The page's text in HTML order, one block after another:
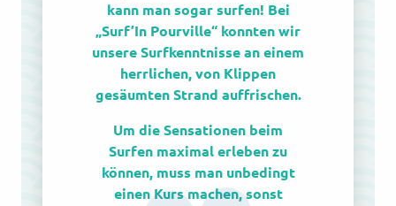
kann man sogar surfen! Bei
„Surf’In Pourville“ konnten wir
unsere Surfkenntnisse an einem
herrlichen, von Klippen
gesäumten Strand auffrischen.
Um die Sensationen beim
Surfen maximal erleben zu
können, muss man unbedingt
einen Kurs machen, sonst